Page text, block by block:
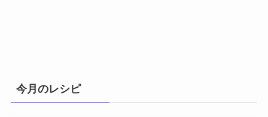
今月のレシピ